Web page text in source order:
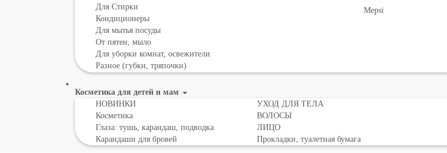
Для Стирки
Кондиционеры
Для мытья посуды
От пятен, мыло
Для уборки комнат, освежители
Разное (губки, тряпочки)
Mepsi
Косметика для детей и мам
НОВИНКИ
Косметика
Глаза: тушь, карандаш, подводка
Карандаши для бровей
УХОД ДЛЯ ТЕЛА
ВОЛОСЫ
ЛИЦО
Прокладки, туалетная бумага